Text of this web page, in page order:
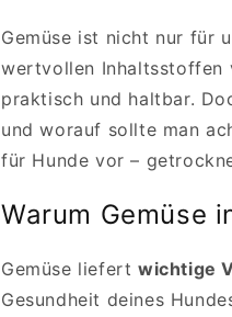
Gemüse ist nicht nur für
wertvollen Inhaltsstoffen
praktisch und haltbar.
und worauf sollte man
für Hunde vor –
Warum Gemüse
Gemüse liefert wichtige
Gesundheit deines